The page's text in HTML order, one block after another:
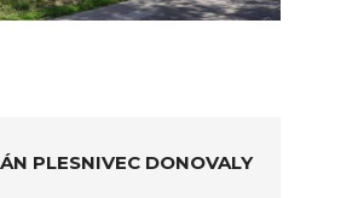
PLESNIVEC DONOVALY